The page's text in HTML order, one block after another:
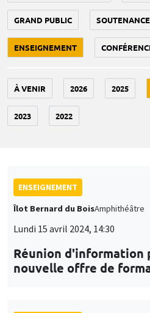
GRAND PUBLIC
ENSEIGNEMENT
À VENIR 2026 2025
2023 2022
ENSEIGNEMENT
Îlot Bernard du BoisAmphithéâtre
Lundi 15 avril 2024, 14:30
Réunion d'information
nouvelle offre de